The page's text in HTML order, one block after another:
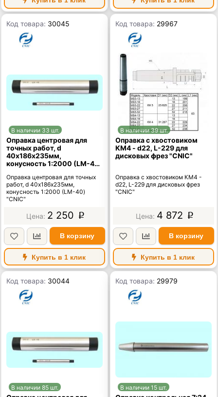
Код товара: 30045
В наличии 33 шт.
Оправка центровая для
точных работ, d
40х186х235мм,
конусность 1:2000 (LM-40)
Оправка центровая для точных
работ, d 40х186х235мм,
конусность 1:2000 (LM-40)
"CNIC"
2 250 p
В корзину
Купить в 1 клик
Код товара: 29967
В наличии 39 шт.
Оправка с хвостовиком
КМ4 - d22, L-229 для
дисковых фрез "CNIC"
Оправка с хвостовиком КМ4 -
d22, L-229 для дисковых фрез
"CNIC"
4 872 p
В корзину
Купить в 1 клик
Код товара: 30044
В наличии 85 шт.
Код товара: 29979
В наличии 15 шт.